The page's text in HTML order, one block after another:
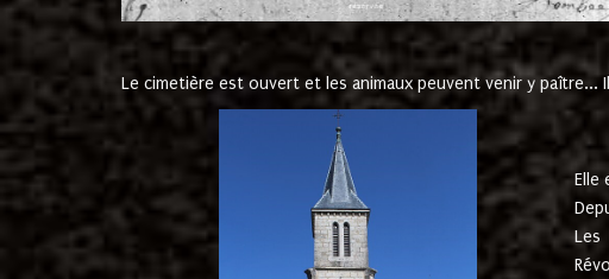
Le cimetière est ouvert et les animaux peuvent venir y paître...
Elle
Les